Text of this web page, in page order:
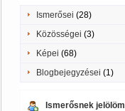
Ismerősei (28)
Közösségei (3)
Képei (68)
Blogbejegyzései (1)
Ismerősnek jelölöm